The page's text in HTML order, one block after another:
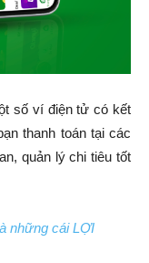
số ví điện tử có kết
thanh toán tại các
quản lý chi tiêu tốt
những cái LỢI